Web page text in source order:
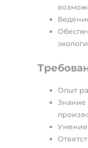
Опыт
Знание
Умение